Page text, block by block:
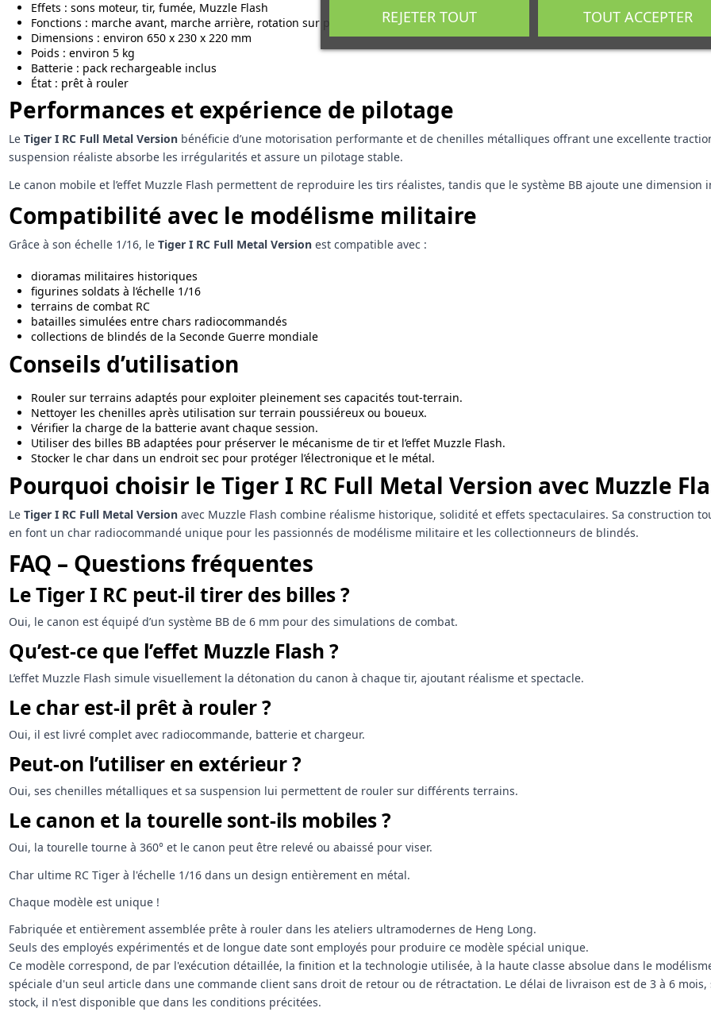
Effets : sons moteur, tir, fumée, Muzzle Flash
Fonctions : marche avant, marche arrière, rotation sur place
Dimensions : environ 650 x 230 x 220 mm
Poids : environ 5 kg
Batterie : pack rechargeable inclus
État : prêt à rouler
Performances et expérience de pilotage
Le Tiger I RC Full Metal Versionbénéficie d’une motorisation performante et de chenilles métalliques offrant une excellente
suspension réaliste absorbe les irrégularités et assure un pilotage stable.
Le canon mobile et l’effet Muzzle Flash permettent de reproduire les tirs réalistes, tandis que le système BB ajoute une
Compatibilité avec le modélisme militaire
Grâce à son échelle 1/16, le Tiger I RC Full Metal Versionest compatible avec :
dioramas militaires historiques
figurines soldats à l’échelle 1/16
terrains de combat RC
batailles simulées entre chars radiocommandés
collections de blindés de la Seconde Guerre mondiale
Conseils d’utilisation
Rouler sur terrains adaptés pour exploiter pleinement ses capacités tout-terrain.
Nettoyer les chenilles après utilisation sur terrain poussiéreux ou boueux.
Vérifier la charge de la batterie avant chaque session.
Utiliser des billes BB adaptées pour préserver le mécanisme de tir et l’effet Muzzle Flash.
Stocker le char dans un endroit sec pour protéger l’électronique et le métal.
Pourquoi choisir le Tiger I RC Full Metal Version avec Muzzle
Le Tiger I RC Full Metal Versionavec Muzzle Flash combine réalisme historique, solidité et effets spectaculaires. Sa construction
en font un char radiocommandé unique pour les passionnés de modélisme militaire et les collectionneurs de blindés.
FAQ – Questions fréquentes
Le Tiger I RC peut-il tirer des billes ?
Oui, le canon est équipé d’un système BB de 6 mm pour des simulations de combat.
Qu’est-ce que l’effet Muzzle Flash ?
L’effet Muzzle Flash simule visuellement la détonation du canon à chaque tir, ajoutant réalisme et spectacle.
Le char est-il prêt à rouler ?
Oui, il est livré complet avec radiocommande, batterie et chargeur.
Peut-on l’utiliser en extérieur ?
Oui, ses chenilles métalliques et sa suspension lui permettent de rouler sur différents terrains.
Le canon et la tourelle sont-ils mobiles ?
Oui, la tourelle tourne à 360° et le canon peut être relevé ou abaissé pour viser.
Char ultime RC Tiger à l'échelle 1/16 dans un design entièrement en métal.
Chaque modèle est unique !
Fabriquée et entièrement assemblée prête à rouler dans les ateliers ultramodernes de Heng Long.
Seuls des employés expérimentés et de longue date sont employés pour produire ce modèle spécial unique.
Ce modèle correspond, de par l'exécution détaillée, la finition et la technologie utilisée, à la haute classe absolue dans le
spéciale d'un seul article dans une commande client sans droit de retour ou de rétractation. Le délai de livraison est de 3 à 6
stock, il n'est disponible que dans les conditions précitées.
REJETER TOUT TOUT ACCEPTER